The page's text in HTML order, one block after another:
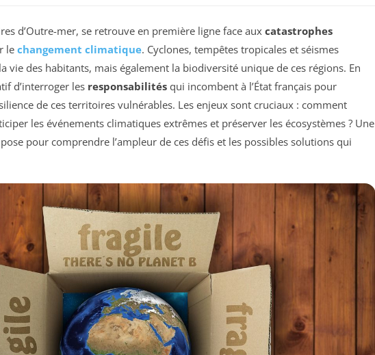
d’Outre-mer, se retrouve en première ligne face aux catastrophes
lechangement climatique. Cyclones, tempêtes tropicales et séismes
vie des habitants, mais également la biodiversité unique de ces régions. En
d’interroger les responsabilités qui incombent à l’État français pour
de ces territoires vulnérables. Les enjeux sont cruciaux : comment
les événements climatiques extrêmes et préserver les écosystèmes ? Une
pour comprendre l’ampleur de ces défis et les possibles solutions qui